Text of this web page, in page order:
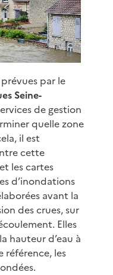
par le
Seine-
de gestion
quelle zone
il est
cette
les cartes
d’inondations
avant la
des crues, sur
Elles
hauteur d’eau à
les